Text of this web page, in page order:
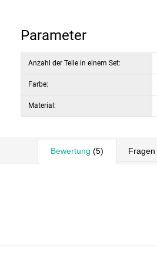
Parameter
Anzahl der Teile in einem Set:
Farbe:
Material:
Bewertung (5) Fragen